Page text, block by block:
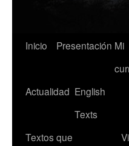
Inicio Presentación Mi
Actualidad English
Texts
Textos que